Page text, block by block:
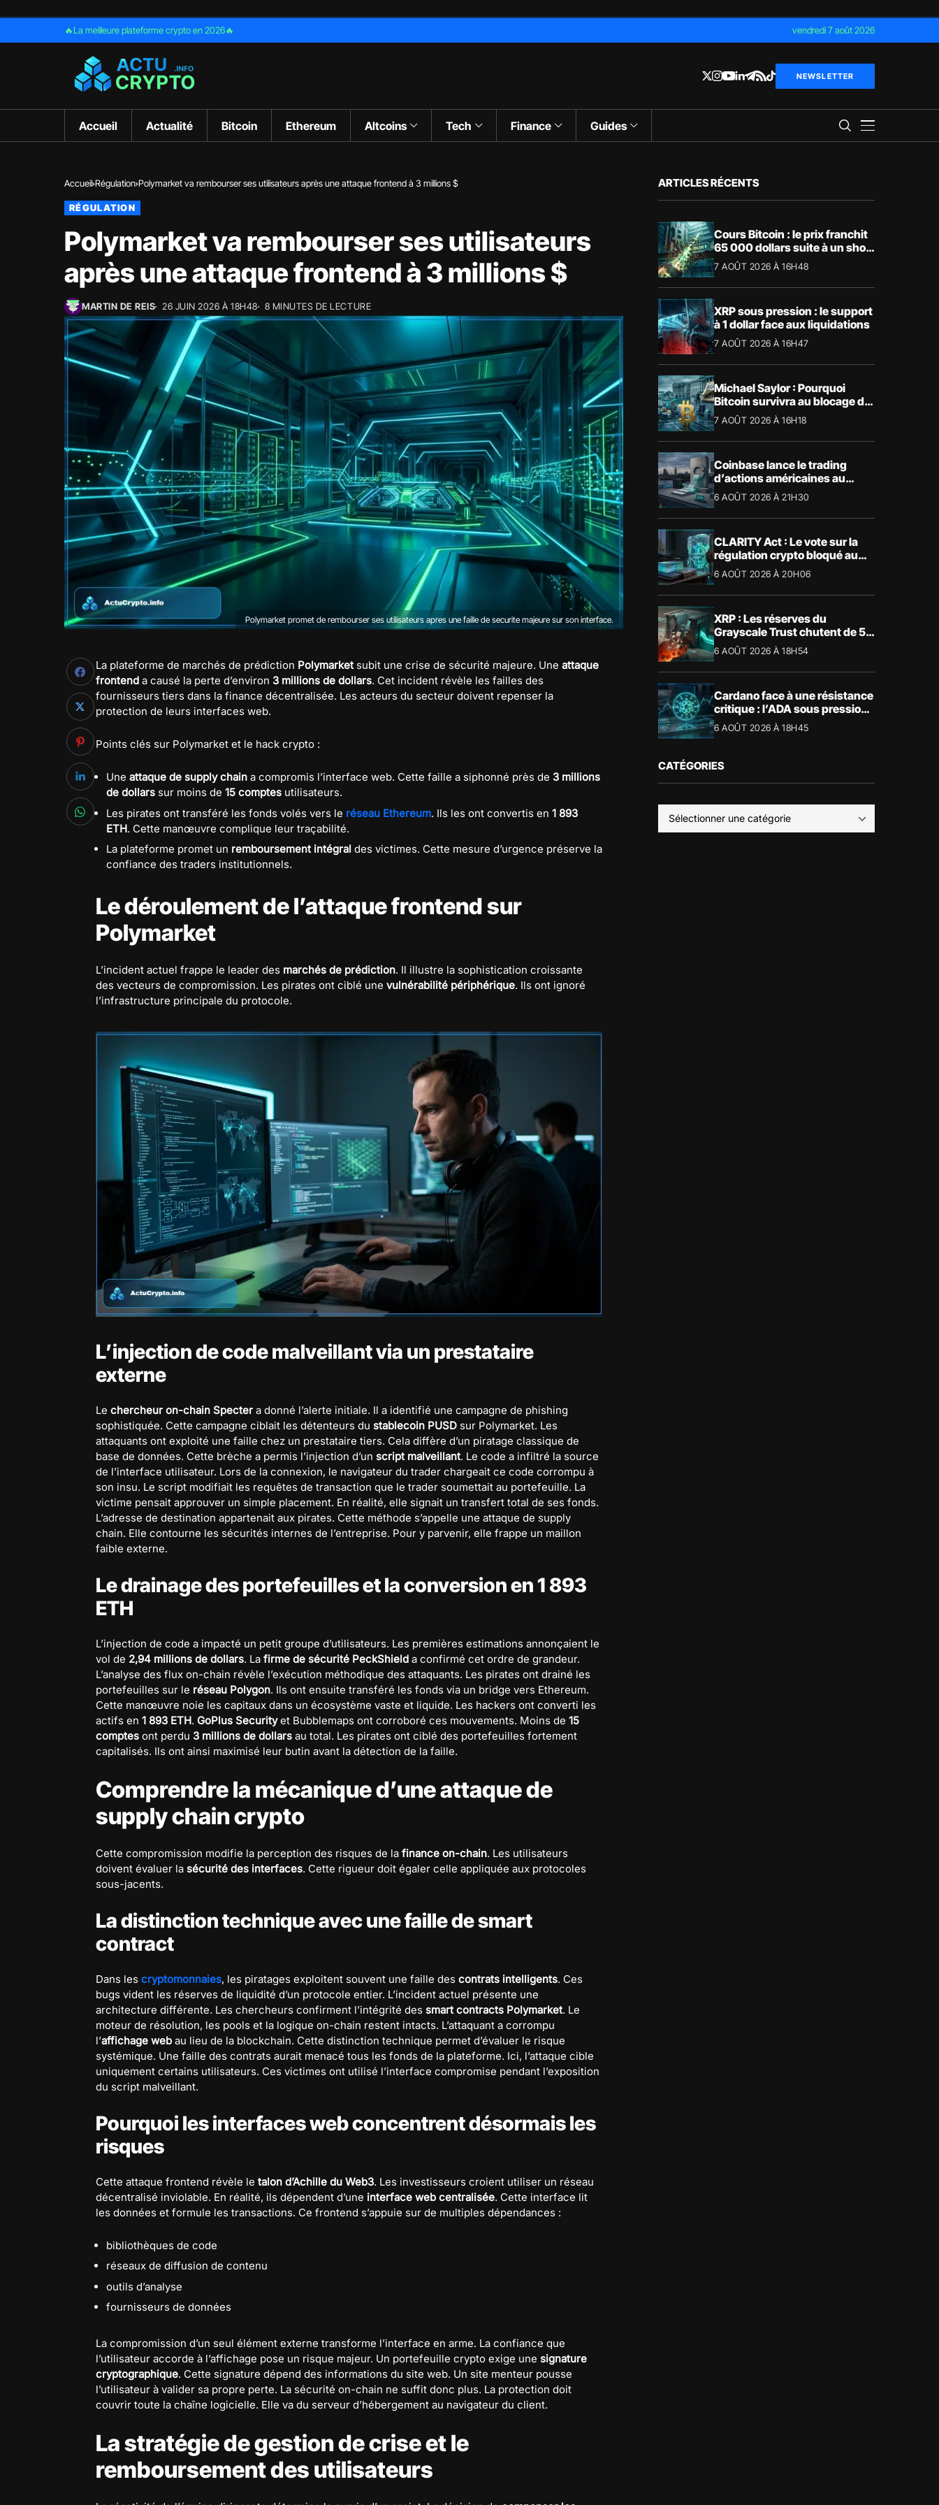
🔥La meilleure plateforme crypto en 2026🔥 vendredi 7 août 2026
NEWSLETTER
Accueil Actualité Bitcoin Ethereum Altcoins Tech Finance Guides
Accueil Régulation Polymarket va rembourser ses utilisateurs après une attaque frontend à 3 millions $
RÉGULATION
Polymarket va rembourser ses utilisateurs
après une attaque frontend à 3 millions $
MARTIN DE REIS 26 JUIN 2026 À 18H48 8 MINUTES DE LECTURE
Polymarket promet de rembourser ses utilisateurs apres une faille de securite majeure sur son interface.
La plateforme de marchés de prédiction Polymarketsubit une crise de sécurité majeure. Une attaque
frontend a causé la perte d’environ 3 millions de dollars. Cet incident révèle les failles des
fournisseurs tiers dans la finance décentralisée. Les acteurs du secteur doivent repenser la
protection de leurs interfaces web.
Points clés sur Polymarket et le hack crypto :
Une attaque de supply chain a compromis l’interface web. Cette faille a siphonné près de 3 millions
de dollars sur moins de 15 comptes utilisateurs.
Les pirates ont transféré les fonds volés vers le réseau Ethereum. Ils les ont convertis en 1 893
ETH. Cette manœuvre complique leur traçabilité.
La plateforme promet un remboursement intégral des victimes. Cette mesure d’urgence préserve la
confiance des traders institutionnels.
Le déroulement de l’attaque frontend sur
Polymarket
L’incident actuel frappe le leader des marchés de prédiction. Il illustre la sophistication croissante
des vecteurs de compromission. Les pirates ont ciblé une vulnérabilité périphérique. Ils ont ignoré
l’infrastructure principale du protocole.
L’injection de code malveillant via un prestataire
externe
Le chercheur on-chain Specter a donné l’alerte initiale. Il a identifié une campagne de phishing
sophistiquée. Cette campagne ciblait les détenteurs du stablecoin PUSD sur Polymarket. Les
attaquants ont exploité une faille chez un prestataire tiers. Cela diffère d’un piratage classique de
base de données. Cette brèche a permis l’injection d’un script malveillant. Le code a infiltré la source
de l’interface utilisateur. Lors de la connexion, le navigateur du trader chargeait ce code corrompu à
son insu. Le script modifiait les requêtes de transaction que le trader soumettait au portefeuille. La
victime pensait approuver un simple placement. En réalité, elle signait un transfert total de ses fonds.
L’adresse de destination appartenait aux pirates. Cette méthode s’appelle une attaque de supply
chain. Elle contourne les sécurités internes de l’entreprise. Pour y parvenir, elle frappe un maillon
faible externe.
Le drainage des portefeuilles et la conversion en 1 893
ETH
L’injection de code a impacté un petit groupe d’utilisateurs. Les premières estimations annonçaient le
vol de 2,94 millions de dollars. La firme de sécurité PeckShield a confirmé cet ordre de grandeur.
L’analyse des flux on-chain révèle l’exécution méthodique des attaquants. Les pirates ont drainé les
portefeuilles sur le réseau Polygon. Ils ont ensuite transféré les fonds via un bridge vers Ethereum.
Cette manœuvre noie les capitaux dans un écosystème vaste et liquide. Les hackers ont converti les
actifs en 1 893 ETH. GoPlus Securityet Bubblemaps ont corroboré ces mouvements. Moins de 15
comptes ont perdu 3 millions de dollars au total. Les pirates ont ciblé des portefeuilles fortement
capitalisés. Ils ont ainsi maximisé leur butin avant la détection de la faille.
Comprendre la mécanique d’une attaque de
supply chain crypto
Cette compromission modifie la perception des risques de la finance on-chain. Les utilisateurs
doivent évaluer la sécurité des interfaces. Cette rigueur doit égaler celle appliquée aux protocoles
sous-jacents.
La distinction technique avec une faille de smart
contract
Dans les cryptomonnaies, les piratages exploitent souvent une faille des contrats intelligents. Ces
bugs vident les réserves de liquidité d’un protocole entier. L’incident actuel présente une
architecture différente. Les chercheurs confirment l’intégrité des smart contracts Polymarket. Le
moteur de résolution, les pools et la logique on-chain restent intacts. L’attaquant a corrompu
l’affichage web au lieu de la blockchain. Cette distinction technique permet d’évaluer le risque
systémique. Une faille des contrats aurait menacé tous les fonds de la plateforme. Ici, l’attaque cible
uniquement certains utilisateurs. Ces victimes ont utilisé l’interface compromise pendant l’exposition
du script malveillant.
Pourquoi les interfaces web concentrent désormais les
risques
Cette attaque frontend révèle le talon d’Achille du Web3. Les investisseurs croient utiliser un réseau
décentralisé inviolable. En réalité, ils dépendent d’une interface web centralisée. Cette interface lit
les données et formule les transactions. Ce frontend s’appuie sur de multiples dépendances :
bibliothèques de code
réseaux de diffusion de contenu
outils d’analyse
fournisseurs de données
La compromission d’un seul élément externe transforme l’interface en arme. La confiance que
l’utilisateur accorde à l’affichage pose un risque majeur. Un portefeuille crypto exige une signature
cryptographique. Cette signature dépend des informations du site web. Un site menteur pousse
l’utilisateur à valider sa propre perte. La sécurité on-chain ne suffit donc plus. La protection doit
couvrir toute la chaîne logicielle. Elle va du serveur d’hébergement au navigateur du client.
La stratégie de gestion de crise et le
remboursement des utilisateurs
ARTICLES RÉCENTS
Cours Bitcoin : le prix franchit
65 000 dollars suite à un short
squeeze massif
7 AOÛT 2026 À 16H48
XRP sous pression : le support
à 1 dollar face aux liquidations
7 AOÛT 2026 À 16H47
Michael Saylor : Pourquoi
Bitcoin survivra au blocage du
CLARITY Act
7 AOÛT 2026 À 16H18
Coinbase lance le trading
d’actions américaines au
Royaume-Uni
6 AOÛT 2026 À 21H30
CLARITY Act : Le vote sur la
régulation crypto bloqué au
Sénat américain
6 AOÛT 2026 À 20H06
XRP : Les réserves du
Grayscale Trust chutent de 55
% suite aux rachats
6 AOÛT 2026 À 18H54
Cardano face à une résistance
critique : l’ADA sous pression
technique
6 AOÛT 2026 À 18H45
CATÉGORIES